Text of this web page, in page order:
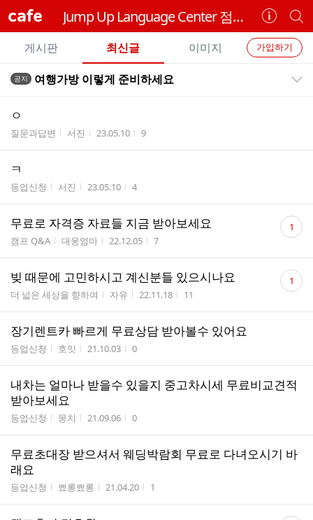
cafe Jump Up Language Center 점프업 어학원
카
페
정
보
개
별
카
페
검
카
메
뉴
가입하기
게시판 최신글 이미지
전
글
트
공지 여행가방 이렇게 준비하세요
ㅇ
게시판명
질문과답변 작성자
서진 작성시간
23.05.10 조회수
9
ㅋ
게시판명
등업신청 작성자
서진 작성시간
23.05.10 조회수
4
무료로 자격증 자료들 지금 받아보세요
게시판명
캠프 Q&A 작성자
대웅엄마 작성시간
22.12.05 조회수
7
댓
글 1
빚 때문에 고민하시고 계신분들 있으시나요
게시판명
더 넓은 세상을 향하여 작성자
자유 작성시간
22.11.18 조회수
11
댓
글 1
장기렌트카 빠르게 무료상담 받아볼수 있어요
게시판명
등업신청 작성자
호잇 작성시간
21.10.03 조회수
0
내차는 얼마나 받을수 있을지 중고차시세 무료비교견적
받아보세요
게시판명
등업신청 작성자
뭉치 작성시간
21.09.06 조회수
0
무료초대장 받으셔서 웨딩박람회 무료로 다녀오시기 바
래요
게시판명
등업신청 작성자
뾰롱뾰롱 작성시간
21.04.20 조회수
1